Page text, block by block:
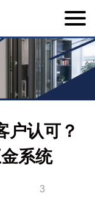
户认可？
系统
3